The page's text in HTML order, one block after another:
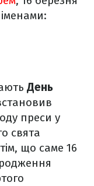
День
преси у
свята
що саме 16